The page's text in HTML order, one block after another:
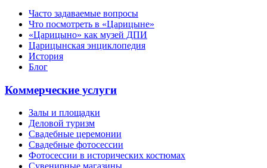
Часто задаваемые вопросы
Что посмотреть в «Царицыне»
«Царицыно» как музей ДПИ
Царицынская энциклопедия
История
Блог
Коммерческие услуги
Залы и площадки
Деловой туризм
Свадебные церемонии
Свадебные фотосессии
Фотосессии в исторических костюмах